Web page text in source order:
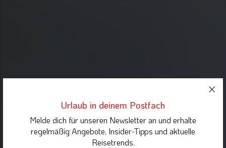
Urlaub in deinem Postfach
Melde dich für unseren Newsletter an und erhalte
regelmäßig Angebote, Insider-Tipps und aktuelle
Reisetrends.